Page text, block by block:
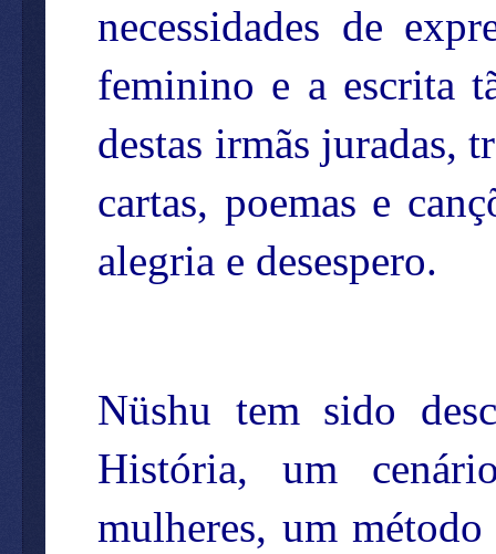
necessidades de
feminino e a escrita
destas irmãs juradas,
cartas, poemas e
alegria e desespero.
Nüshu tem sido
História, um
mulheres, um